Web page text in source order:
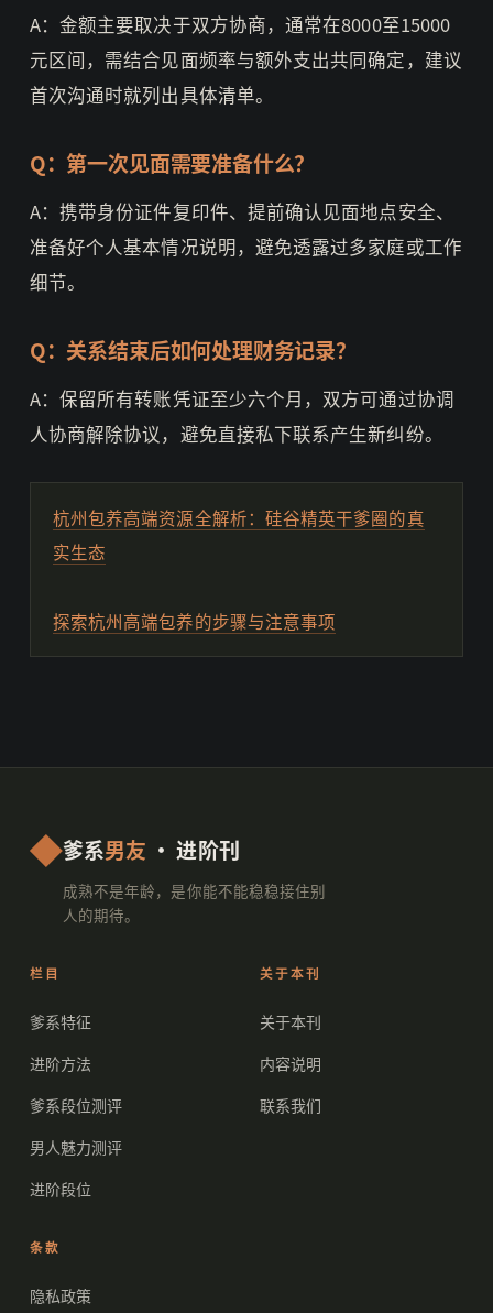
A：金额主要取决于双方协商，通常在8000至15000
元区间，需结合见面频率与额外支出共同确定，建议
首次沟通时就列出具体清单。
Q：第一次见面需要准备什么？
A：携带身份证件复印件、提前确认见面地点安全、
准备好个人基本情况说明，避免透露过多家庭或工作
细节。
Q：关系结束后如何处理财务记录？
A：保留所有转账凭证至少六个月，双方可通过协调
人协商解除协议，避免直接私下联系产生新纠纷。
杭州包养高端资源全解析：硅谷精英干爹圈的真
实生态
探索杭州高端包养的步骤与注意事项
爹系男友 · 进阶刊
成熟不是年龄，是你能不能稳稳接住别
人的期待。
栏目
爹系特征
进阶方法
爹系段位测评
男人魅力测评
进阶段位
关于本刊
关于本刊
内容说明
联系我们
条款
隐私政策